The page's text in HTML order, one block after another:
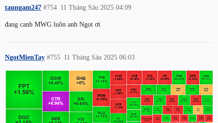
taungam247 11 Tháng Sáu 2025 04:09
#754
đang canh MWG luôn anh Ngọt ơi
NgotMienTay 11 Tháng Sáu 2025 06:03
#755